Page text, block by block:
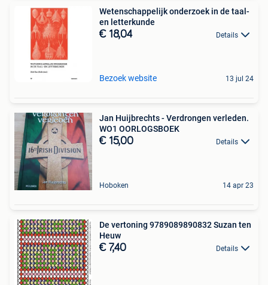
Wetenschappelijk onderzoek in de taal-
en letterkunde
€ 18,04 Details
Bezoek website 13 jul 24
Jan Huijbrechts - Verdrongen verleden.
WO1 OORLOGSBOEK
€ 15,00 Details
Hoboken 14 apr 23
De vertoning 9789089890832 Suzan ten
Heuw
€ 7,40 Details